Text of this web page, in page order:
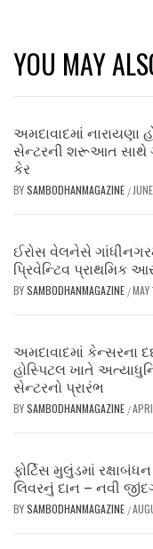
YOU MAY
અમદાવાદમાં નારાયણા
સેન્ટરની શરૂઆત સાથે
કેર
BYSAMBODHANMAGAZINE /
ઈરોસ વેલનેસે
પ્રિવેન્ટિવ પ્રાથમિક
BYSAMBODHANMAGAZINE /
અમદાવાદમાં કેન્સરના
હોસ્પિટલ ખાતે
સેન્ટરનો પ્રારંભ
BYSAMBODHANMAGAZINE /
ફોર્ટિસ મુલુંડમાં
લિવરનું દાન – નવી
BYSAMBODHANMAGAZINE /